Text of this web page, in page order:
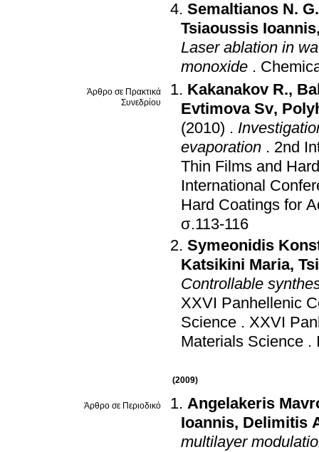
Semaltianos N. G.
Tsiaoussis Ioannis
Laser ablation in
monoxide .
Άρθρο σε Πρακτικά
Συνεδρίου
Kakanakov R.,
Evtimova Sv,
(2010) .
evaporation . 2nd
Thin Films and
International
Hard Coatings for
σ.113-116
Symeonidis
Katsikini Maria,
Controllable
XXVI Panhellenic
Science . XXVI
Materials Science .
(2009)
Άρθρο σε Περιοδικό
Angelakeris
Ioannis, Delimitis
multilayer